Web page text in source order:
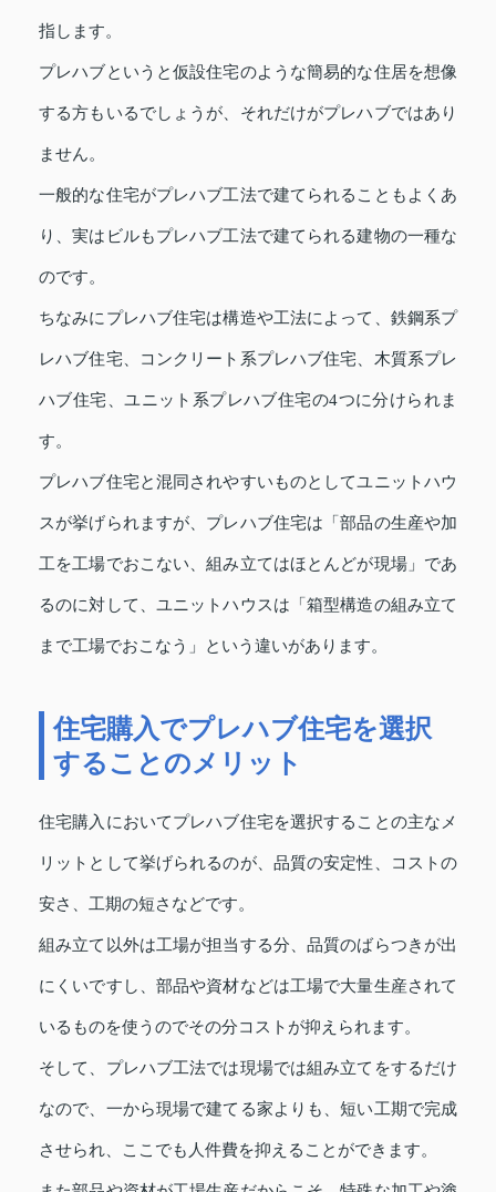
指します。
プレハブというと仮設住宅のような簡易的な住居を想像
する方もいるでしょうが、それだけがプレハブではあり
ません。
一般的な住宅がプレハブ工法で建てられることもよくあ
り、実はビルもプレハブ工法で建てられる建物の一種な
のです。
ちなみにプレハブ住宅は構造や工法によって、鉄鋼系プ
レハブ住宅、コンクリート系プレハブ住宅、木質系プレ
ハブ住宅、ユニット系プレハブ住宅の4つに分けられま
す。
プレハブ住宅と混同されやすいものとしてユニットハウ
スが挙げられますが、プレハブ住宅は「部品の生産や加
工を工場でおこない、組み立てはほとんどが現場」であ
るのに対して、ユニットハウスは「箱型構造の組み立て
まで工場でおこなう」という違いがあります。
住宅購入でプレハブ住宅を選択
することのメリット
住宅購入においてプレハブ住宅を選択することの主なメ
リットとして挙げられるのが、品質の安定性、コストの
安さ、工期の短さなどです。
組み立て以外は工場が担当する分、品質のばらつきが出
にくいですし、部品や資材などは工場で大量生産されて
いるものを使うのでその分コストが抑えられます。
そして、プレハブ工法では現場では組み立てをするだけ
なので、一から現場で建てる家よりも、短い工期で完成
させられ、ここでも人件費を抑えることができます。